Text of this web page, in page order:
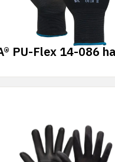
PU-Flex 14-086